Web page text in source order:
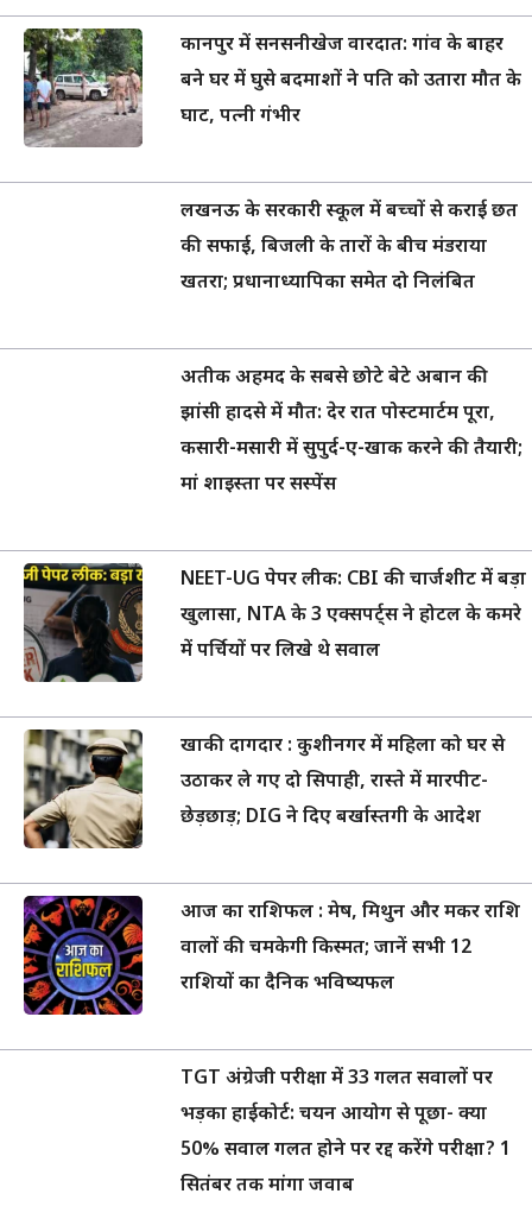
कानपुर में सनसनीखेज वारदात: गांव के बाहर
बने घर में घुसे बदमाशों ने पति को उतारा मौत के
घाट, पत्नी गंभीर
लखनऊ के सरकारी स्कूल में बच्चों से कराई छत
की सफाई, बिजली के तारों के बीच मंडराया
खतरा; प्रधानाध्यापिका समेत दो निलंबित
अतीक अहमद के सबसे छोटे बेटे अबान की
झांसी हादसे में मौत: देर रात पोस्टमार्टम पूरा,
कसारी-मसारी में सुपुर्द-ए-खाक करने की तैयारी;
मां शाइस्ता पर सस्पेंस
NEET-UG पेपर लीक: CBI की चार्जशीट में बड़ा
खुलासा, NTA के 3 एक्सपर्ट्स ने होटल के कमरे
में पर्चियों पर लिखे थे सवाल
खाकी दागदार : कुशीनगर में महिला को घर से
उठाकर ले गए दो सिपाही, रास्ते में मारपीट-
छेड़छाड़; DIG ने दिए बर्खास्तगी के आदेश
आज का राशिफल : मेष, मिथुन और मकर राशि
वालों की चमकेगी किस्मत; जानें सभी 12
राशियों का दैनिक भविष्यफल
TGT अंग्रेजी परीक्षा में 33 गलत सवालों पर
भड़का हाईकोर्ट: चयन आयोग से पूछा- क्या
50% सवाल गलत होने पर रद्द करेंगे परीक्षा? 1
सितंबर तक मांगा जवाब